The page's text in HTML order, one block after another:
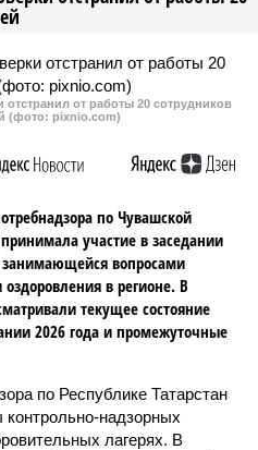
от работы 20 сотрудников
(фото: pixnio.com)
по Чувашской
участие в заседании
вопросами
в регионе. В
текущее состояние
2026 года и промежуточные
по Республике Татарстан
контрольно-надзорных
лагерях. В